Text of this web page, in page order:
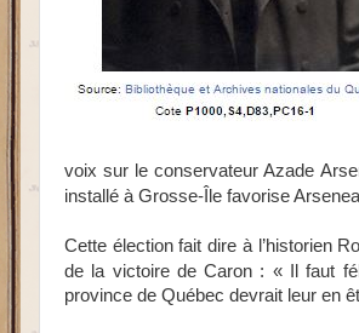
voix sur le conservateur Azade
installé à Grosse-Île favorise
Cette élection fait dire à l’historien
de la victoire de Caron : « Il faut
province de Québec devrait leur en